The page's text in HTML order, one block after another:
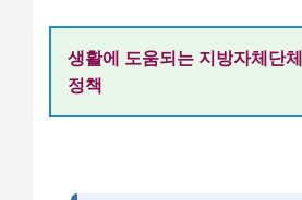
생활에 도움되는 지방자체단
정책